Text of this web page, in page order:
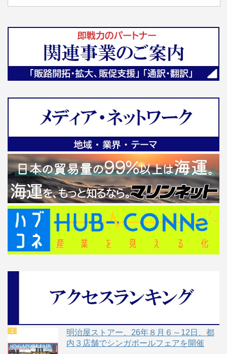
明治屋ストアー、26年８月６～12日、都
内３店舗でシンガポールフェアを開催